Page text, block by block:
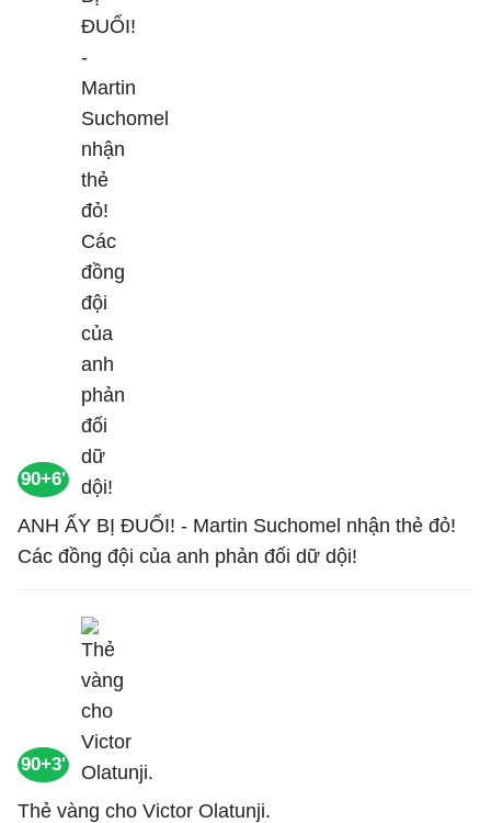
90+6'
ANH ẤY BỊ ĐUỔI! - Martin Suchomel nhận thẻ đỏ!
Các đồng đội của anh phản đối dữ dội!
90+3'
Thẻ vàng cho Victor Olatunji.